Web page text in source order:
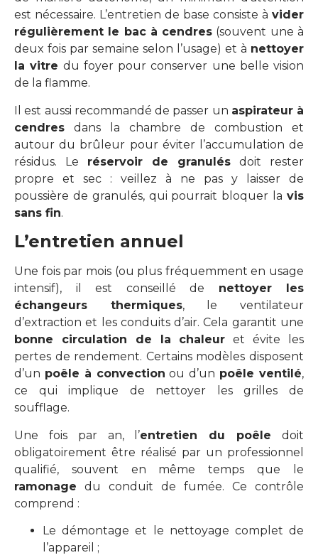
est nécessaire. L’entretien de base consiste à vider
régulièrement le bac à cendres (souvent une à
deux fois par semaine selon l’usage) et à nettoyer
la vitre du foyer pour conserver une belle vision
de la flamme.
Il est aussi recommandé de passer un aspirateur à
cendres dans la chambre de combustion et
autour du brûleur pour éviter l’accumulation de
résidus. Le réservoir de granulés doit rester
propre et sec : veillez à ne pas y laisser de
poussière de granulés, qui pourrait bloquer la vis
sans fin.
L’entretien annuel
Une fois par mois (ou plus fréquemment en usage
intensif), il est conseillé de nettoyer les
échangeurs thermiques, le ventilateur
d’extraction et les conduits d’air. Cela garantit une
bonne circulation de la chaleur et évite les
pertes de rendement. Certains modèles disposent
d’un poêle à convection ou d’un poêle ventilé,
ce qui implique de nettoyer les grilles de
soufflage.
Une fois par an, l’entretien du poêle doit
obligatoirement être réalisé par un professionnel
qualifié, souvent en même temps que le
ramonage du conduit de fumée. Ce contrôle
comprend :
Le démontage et le nettoyage complet de
l’appareil ;